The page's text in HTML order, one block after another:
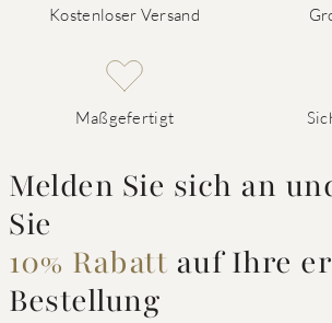
Kostenloser Versand
Maßgefertigt
Melden Sie sich an
Sie
10% Rabatt auf Ihre
Bestellung